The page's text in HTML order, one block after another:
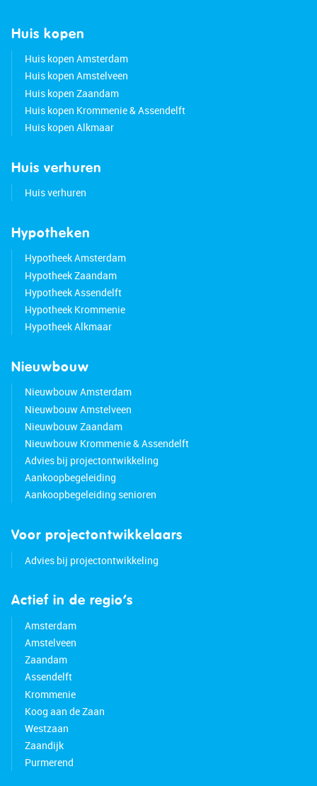
• Energy label: A
Huis kopen
Huis kopen Amsterdam
Huis kopen Amstelveen
Huis kopen Zaandam
Huis kopen Krommenie & Assendelft
Huis kopen Alkmaar
Huis verhuren
Huis verhuren
Hypotheken
Hypotheek Amsterdam
Hypotheek Zaandam
Hypotheek Assendelft
Hypotheek Krommenie
Hypotheek Alkmaar
Nieuwbouw
Nieuwbouw Amsterdam
Nieuwbouw Amstelveen
Nieuwbouw Zaandam
Nieuwbouw Krommenie & Assendelft
Advies bij projectontwikkeling
Aankoopbegeleiding
Aankoopbegeleiding senioren
Voor projectontwikkelaars
Advies bij projectontwikkeling
Actief in de regio’s
Amsterdam
Amstelveen
Zaandam
Assendelft
Krommenie
Koog aan de Zaan
Westzaan
Zaandijk
Purmerend